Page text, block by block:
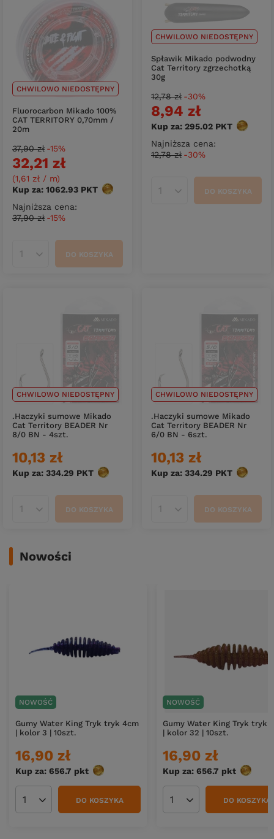
CHWILOWO NIEDOSTĘPNY
Fluorocarbon Mikado 100%
CAT TERRITORY 0,70mm /
20m
32,21 zł
(1,61 zł / m)
Kup za: 1062.93 PKT punktów
Najniższa cena:
37,90 zł -15%
37,90 zł -15%
Ilość produktówDO KOSZYKA
CHWILOWO NIEDOSTĘPNY
Spławik Mikado podwodny
Cat Territory zgrzechotką
30g
8,94 zł
Kup za: 295.02 PKT punktów
Najniższa cena:
12,78 zł -30%
12,78 zł -30%
Ilość produktówDO KOSZYKA
CHWILOWO NIEDOSTĘPNY
.Haczyki sumowe Mikado
Cat Territory BEADER Nr
8/0 BN - 4szt.
10,13 zł
Kup za: 334.29 PKT punktów
Ilość produktówDO KOSZYKA
CHWILOWO NIEDOSTĘPNY
.Haczyki sumowe Mikado
Cat Territory BEADER Nr
6/0 BN - 6szt.
10,13 zł
Kup za: 334.29 PKT punktów
Ilość produktówDO KOSZYKA
Nowości
NOWOŚĆ
Gumy Water King Tryk tryk 4cm
| kolor 3 | 10szt.
16,90 zł
Kup za: 656.7 pkt punktów
Ilość produktówDO KOSZYKA
NOWOŚĆ
Gumy Water King Tryk tryk
| kolor 32 | 10szt.
16,90 zł
Kup za: 656.7 pkt
Ilość produktówDO KOSZYKA